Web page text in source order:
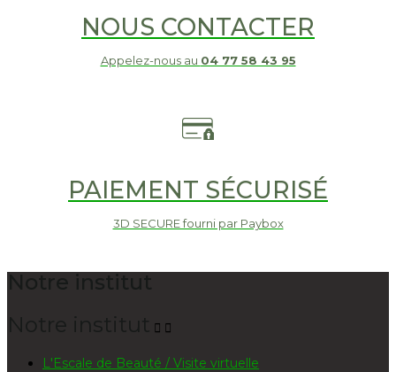
NOUS CONTACTER
Appelez-nous au 04 77 58 43 95
PAIEMENT SÉCURISÉ
3D SECURE fourni par Paybox
Notre institut
Notre institut  
L'Escale de Beauté / Visite virtuelle